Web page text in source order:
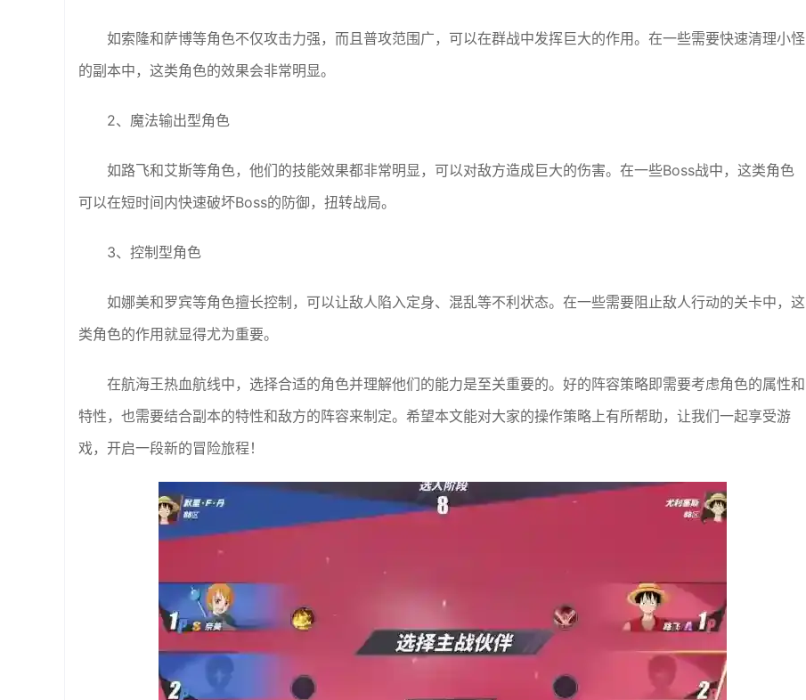
如索隆和萨博等角色不仅攻击力强，而且普攻范围广，可以在群战中发挥巨大的作用。在一些需要快速清理小怪
的副本中，这类角色的效果会非常明显。
2、魔法输出型角色
如路飞和艾斯等角色，他们的技能效果都非常明显，可以对敌方造成巨大的伤害。在一些Boss战中，这类角色
可以在短时间内快速破坏Boss的防御，扭转战局。
3、控制型角色
如娜美和罗宾等角色擅长控制，可以让敌人陷入定身、混乱等不利状态。在一些需要阻止敌人行动的关卡中，这
类角色的作用就显得尤为重要。
在航海王热血航线中，选择合适的角色并理解他们的能力是至关重要的。好的阵容策略即需要考虑角色的属性和
特性，也需要结合副本的特性和敌方的阵容来制定。希望本文能对大家的操作策略上有所帮助，让我们一起享受游
戏，开启一段新的冒险旅程！